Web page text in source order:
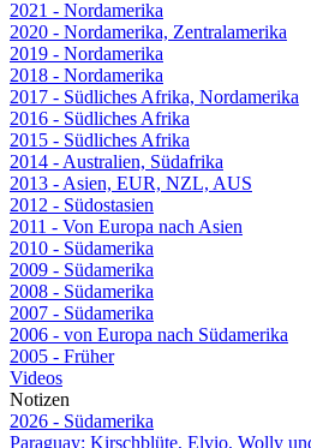
2021 - Nordamerika
2020 - Nordamerika, Zentralamerika
2019 - Nordamerika
2018 - Nordamerika
2017 - Südliches Afrika, Nordamerika
2016 - Südliches Afrika
2015 - Südliches Afrika
2014 - Australien, Südafrika
2013 - Asien, EUR, NZL, AUS
2012 - Südostasien
2011 - Von Europa nach Asien
2010 - Südamerika
2009 - Südamerika
2008 - Südamerika
2007 - Südamerika
2006 - von Europa nach Südamerika
2005 - Früher
Videos
Notizen
2026 - Südamerika
Paraguay: Kirschblüte, Elvio, Wolly